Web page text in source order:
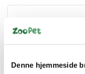
Denne hjemmeside